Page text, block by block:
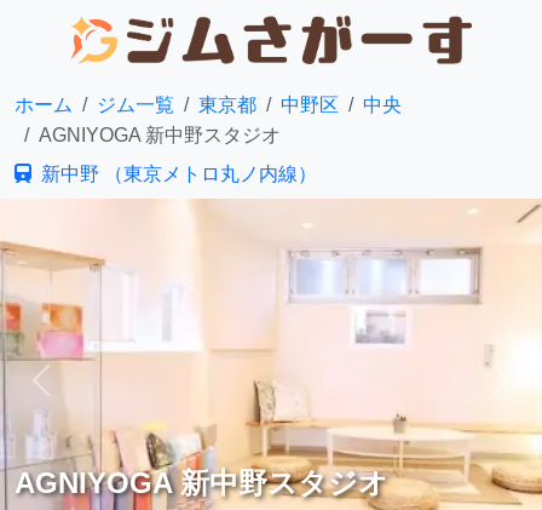
ホーム ジム一覧 東京都 中野区
中央
AGNIYOGA 新中野スタジオ
新中野 （東京メトロ丸ノ内線）
AGNIYOGA 新中野スタジオ
前へ